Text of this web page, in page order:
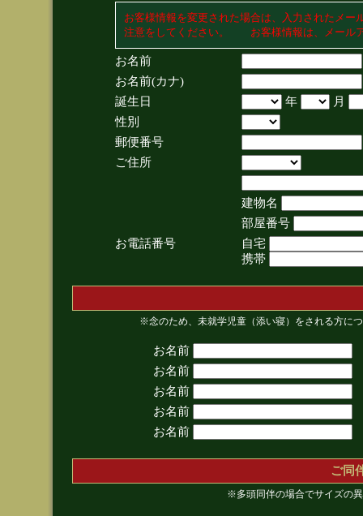
お客様情報を変更された場合は、入力されたメ
注意をしてください。 お客様情報は、メール
お名前
お名前(カナ)
誕生日
年
月
性別
郵便番号
ご住所
建物名
部屋番号
お電話番号
自宅
携帯
※念のため、未就学児童（添い寝）をされる方に
お名前
お名前
お名前
お名前
お名前
ご同
※多頭同伴の場合でサイズの